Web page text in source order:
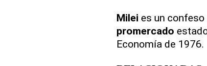
Milei es un confeso
promercado
Economía de 1976.